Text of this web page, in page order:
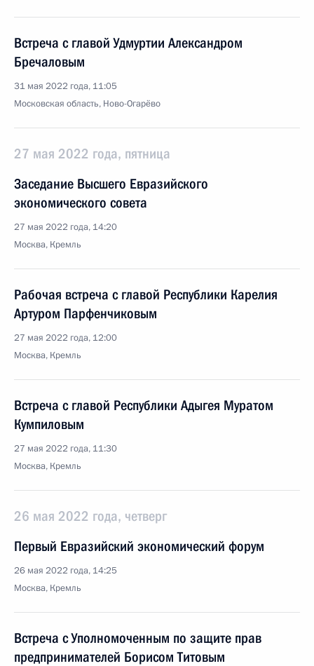
Встреча с главой Удмуртии Александром
Бречаловым
31 мая 2022 года, 11:05
Московская область, Ново-Огарёво
27 мая 2022 года, пятница
Заседание Высшего Евразийского
экономического совета
27 мая 2022 года, 14:20
Москва, Кремль
Рабочая встреча с главой Республики Карелия
Артуром Парфенчиковым
27 мая 2022 года, 12:00
Москва, Кремль
Встреча с главой Республики Адыгея Муратом
Кумпиловым
27 мая 2022 года, 11:30
Москва, Кремль
26 мая 2022 года, четверг
Первый Евразийский экономический форум
26 мая 2022 года, 14:25
Москва, Кремль
Встреча с Уполномоченным по защите прав
предпринимателей Борисом Титовым